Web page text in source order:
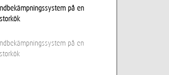
på en
på en